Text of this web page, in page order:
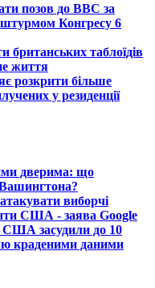
позов до ВВС за
Конгресу 6
британських таблоїдів
життя
розкрити більше
у резиденції
дверима: що
виборчі
США - заява Google
США засудили до 10
краденими даними